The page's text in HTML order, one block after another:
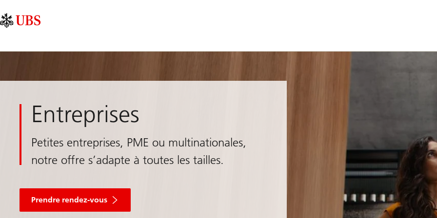
Area
principale
Entreprises
Petites entreprises, PME ou multinationales,
notre offre s’adapte à toutes les tailles.
Prendre rendez-vous